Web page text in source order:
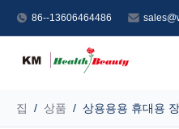
86--13606464486
집 / 상품 / 상용용용 휴대용